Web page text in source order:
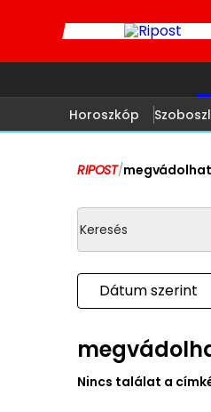
Horoszkóp
RIPOST/megvádolhat
Dátum szerint
Nincs találat a